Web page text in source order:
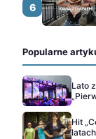
6
Popularne
Lato
Hit
latach